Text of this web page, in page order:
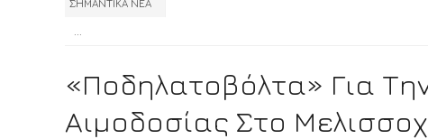
ΣΗΜΑΝΤΙΚΑ ΝΕΑ
...
«Ποδηλατοβόλτα» Για
Αιμοδοσίας Στο